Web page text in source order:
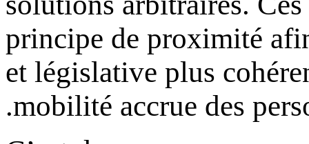
principe de proximité
et législative plus
mobilité accrue des